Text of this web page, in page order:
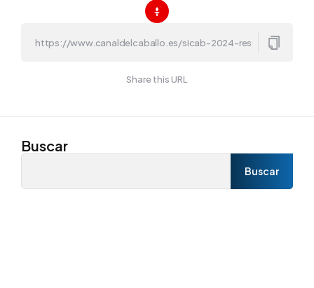
Share this URL
Buscar
Buscar